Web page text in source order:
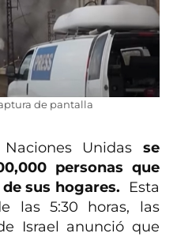
de pantalla
Unidas se
personas que
sus hogares.
Esta
las 5:30 horas, las
Israel anunció que